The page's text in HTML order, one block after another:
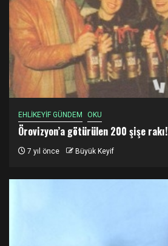
EHLİKEYİF GÜNDEM OKU
Örovizyon’a götürülen 200 şişe rakı!
7 yıl önce Büyük Keyif